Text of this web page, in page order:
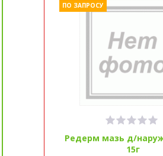
Редерм мазь д/
15г
ПО ЗАПРОСУ